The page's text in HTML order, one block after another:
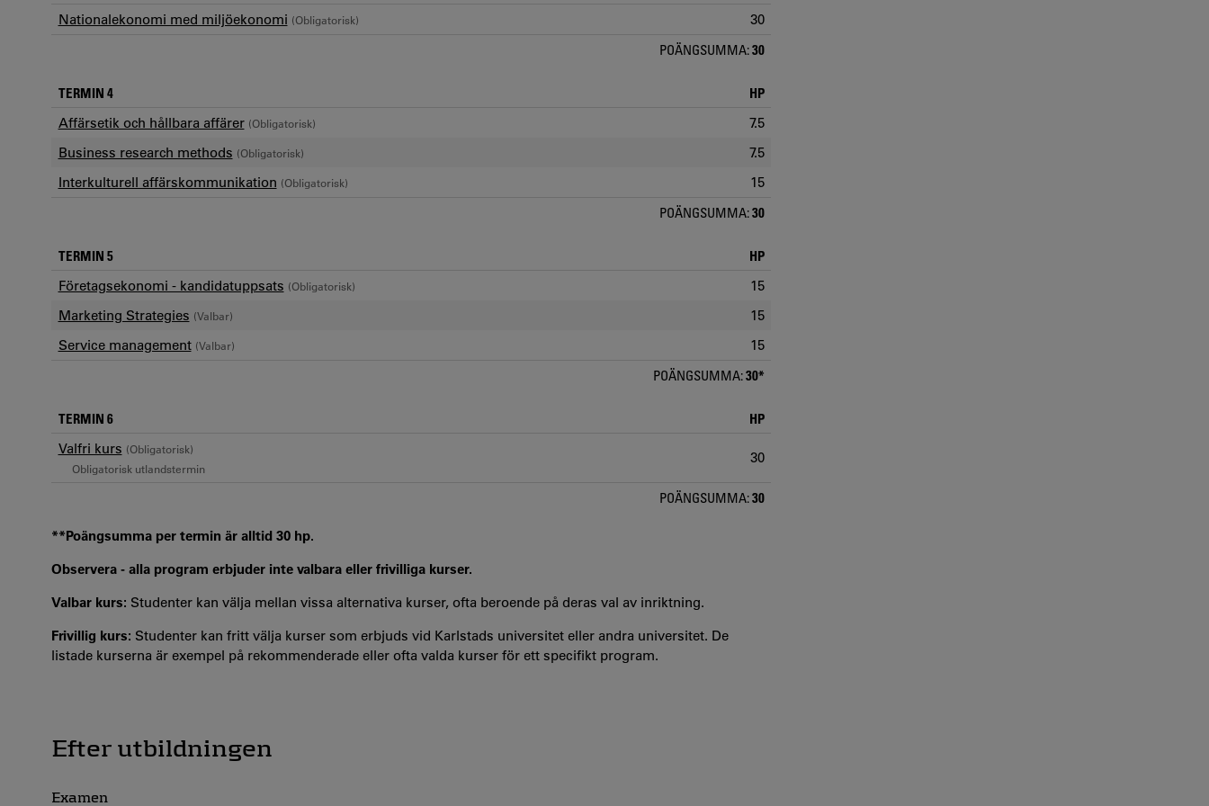
Nationalekonomi med miljöekonomi (Obligatorisk) 30
POÄNGSUMMA:30
TERMIN 4 HP
Affärsetik och hållbara affärer (Obligatorisk)
7.5
Business research methods (Obligatorisk)
7.5
Interkulturell affärskommunikation (Obligatorisk) 15
POÄNGSUMMA:30
TERMIN 5 HP
Företagsekonomi - kandidatuppsats (Obligatorisk)
15
Marketing Strategies (Valbar)
15
Service management (Valbar) 15
POÄNGSUMMA:30*
TERMIN 6 HP
Valfri kurs (Obligatorisk)
Obligatorisk utlandstermin
30
POÄNGSUMMA:30
**Poängsumma per termin är alltid 30 hp.
Observera - alla program erbjuder inte valbara eller frivilliga kurser.
Valbar kurs: Studenter kan välja mellan vissa alternativa kurser, ofta beroende på deras val av inriktning.
Frivillig kurs: Studenter kan fritt välja kurser som erbjuds vid Karlstads universitet eller andra universitet. De
listade kurserna är exempel på rekommenderade eller ofta valda kurser för ett specifikt program.
Efter utbildningen
Examen